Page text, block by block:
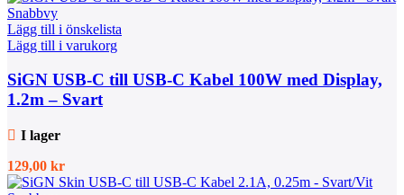
Snabbvy
Lägg till i önskelista
Lägg till i varukorg
SiGN USB-C till USB-C Kabel 100W med Display,
1.2m – Svart
I lager
129,00 kr